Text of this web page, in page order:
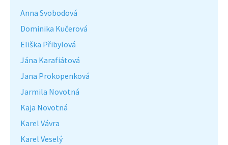
Anna Svobodová
Dominika Kučerová
Eliška Přibylová
Jána Karafiátová
Jana Prokopenková
Jarmila Novotná
Kaja Novotná
Karel Vávra
Karel Veselý